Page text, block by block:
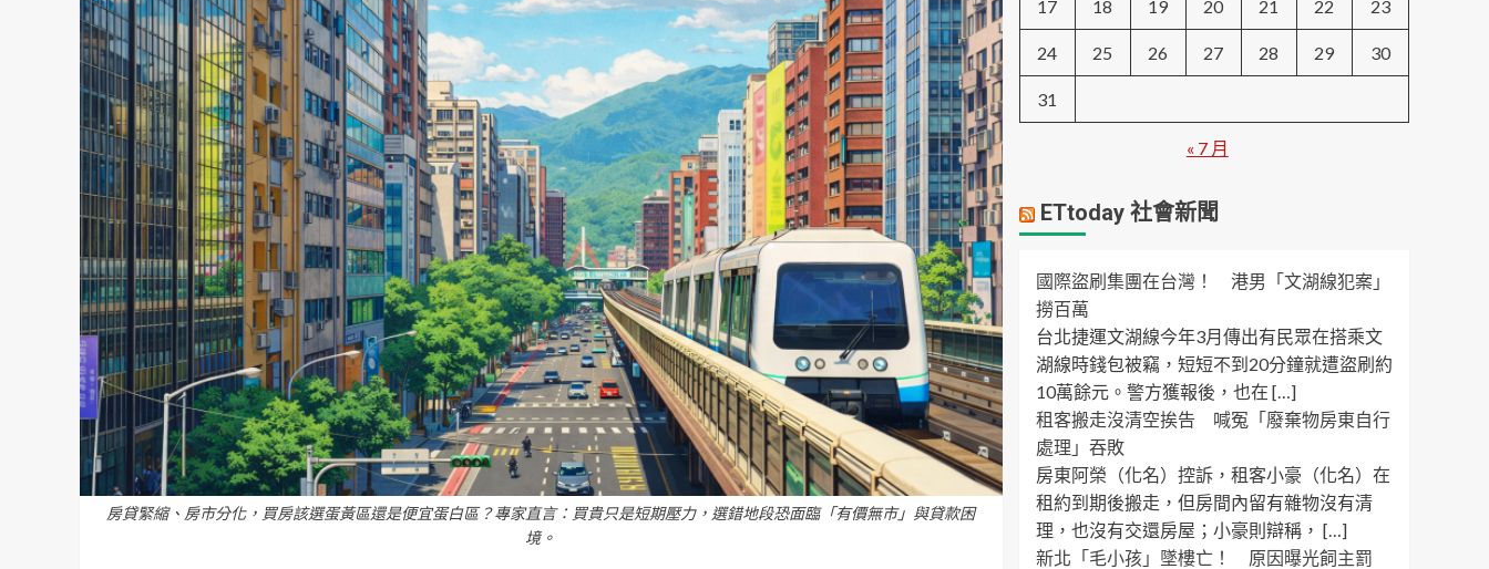
房貸緊縮、房市分化，買房該選蛋黃區還是便宜蛋白區？專家直言：買貴只是短期壓力，選錯地段恐面臨「有價無市」與貸款困
境。
17 18 19 20 21 22 23
24 25 26 27 28 29 30
31
« 7 月
ETtoday 社會新聞
國際盜刷集團在台灣！ 港男「文湖線犯案」
撈百萬
台北捷運文湖線今年3月傳出有民眾在搭乘文
湖線時錢包被竊，短短不到20分鐘就遭盜刷約
10萬餘元。警方獲報後，也在 […]
租客搬走沒清空挨告 喊冤「廢棄物房東自行
處理」吞敗
房東阿榮（化名）控訴，租客小豪（化名）在
租約到期後搬走，但房間內留有雜物沒有清
理，也沒有交還房屋；小豪則辯稱， […]
新北「毛小孩」墜樓亡！ 原因曝光飼主罰